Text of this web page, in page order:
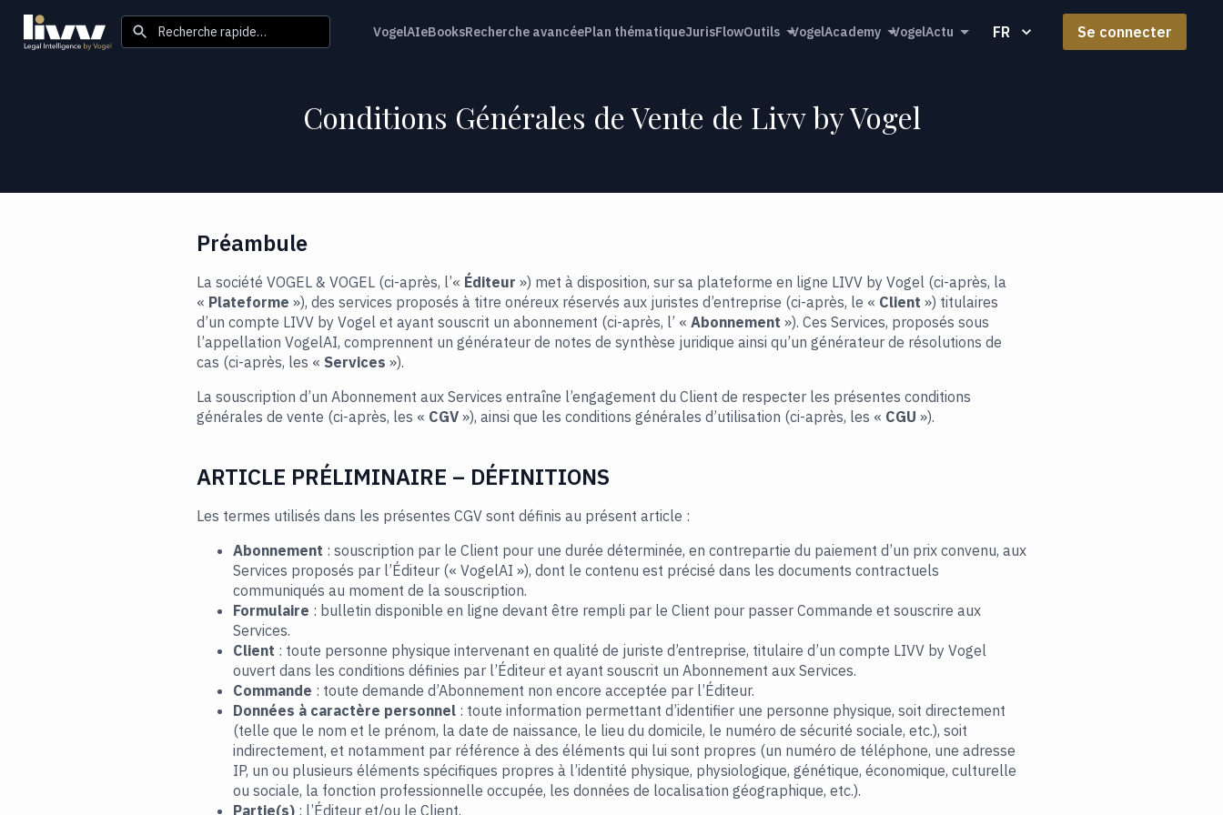
Recherche rapide… VogelAIeBooksRecherche avancéePlan thématiqueJurisFlowOutils VogelAcademy VogelActu FR Se connecter
Conditions Générales de Vente de Livv by Vogel
Préambule
La société VOGEL & VOGEL (ci-après, l’« Éditeur ») met à disposition, sur sa plateforme en ligne LIVV by Vogel (ci-après, la
« Plateforme »), des services proposés à titre onéreux réservés aux juristes d’entreprise (ci-après, le « Client ») titulaires
d’un compte LIVV by Vogel et ayant souscrit un abonnement (ci-après, l’ « Abonnement »). Ces Services, proposés sous
l’appellation VogelAI, comprennent un générateur de notes de synthèse juridique ainsi qu’un générateur de résolutions de
cas (ci-après, les « Services »).
La souscription d’un Abonnement aux Services entraîne l’engagement du Client de respecter les présentes conditions
générales de vente (ci-après, les « CGV »), ainsi que les conditions générales d’utilisation (ci-après, les « CGU »).
ARTICLE PRÉLIMINAIRE – DÉFINITIONS
Les termes utilisés dans les présentes CGV sont définis au présent article :
Abonnement : souscription par le Client pour une durée déterminée, en contrepartie du paiement d’un prix convenu, aux
Services proposés par l’Éditeur (« VogelAI »), dont le contenu est précisé dans les documents contractuels
communiqués au moment de la souscription.
Formulaire : bulletin disponible en ligne devant être rempli par le Client pour passer Commande et souscrire aux
Services.
Client : toute personne physique intervenant en qualité de juriste d’entreprise, titulaire d’un compte LIVV by Vogel
ouvert dans les conditions définies par l’Éditeur et ayant souscrit un Abonnement aux Services.
Commande : toute demande d’Abonnement non encore acceptée par l’Éditeur.
Données à caractère personnel : toute information permettant d’identifier une personne physique, soit directement
(telle que le nom et le prénom, la date de naissance, le lieu du domicile, le numéro de sécurité sociale, etc.), soit
indirectement, et notamment par référence à des éléments qui lui sont propres (un numéro de téléphone, une adresse
IP, un ou plusieurs éléments spécifiques propres à l’identité physique, physiologique, génétique, économique, culturelle
ou sociale, la fonction professionnelle occupée, les données de localisation géographique, etc.).
Partie(s) : l’Éditeur et/ou le Client.